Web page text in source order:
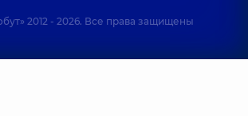
2012 - 2026. Все права защищены